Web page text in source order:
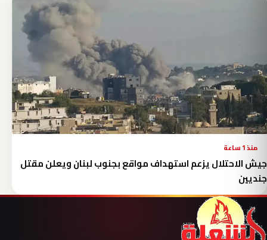
منذ 1 ساعة
جيش الاحتلال يزعم استهداف مواقع بجنوب لبنان ويعلن مقتل
جنديين